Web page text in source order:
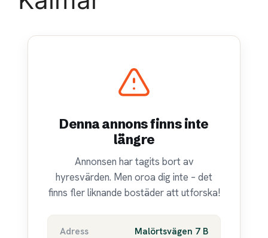
Denna annons finns inte
längre
Annonsen har tagits bort av
hyresvärden. Men oroa dig inte – det
finns fler liknande bostäder att utforska!
Adress
Malörtsvägen 7 B